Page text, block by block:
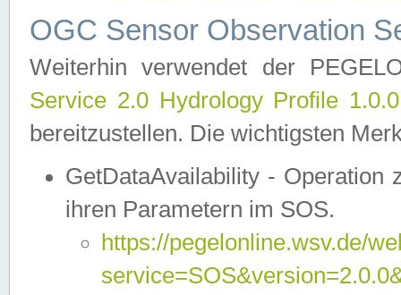
OGC Sensor Observation
Weiterhin verwendet der
Service 2.0 Hydrology Profile
bereitzustellen. Die wichtigsten
GetDataAvailability - Operation
ihren Parametern im SOS.
https://pegelonline.wsv.de/